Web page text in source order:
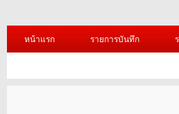
หน้าแรก รายการบันทึก